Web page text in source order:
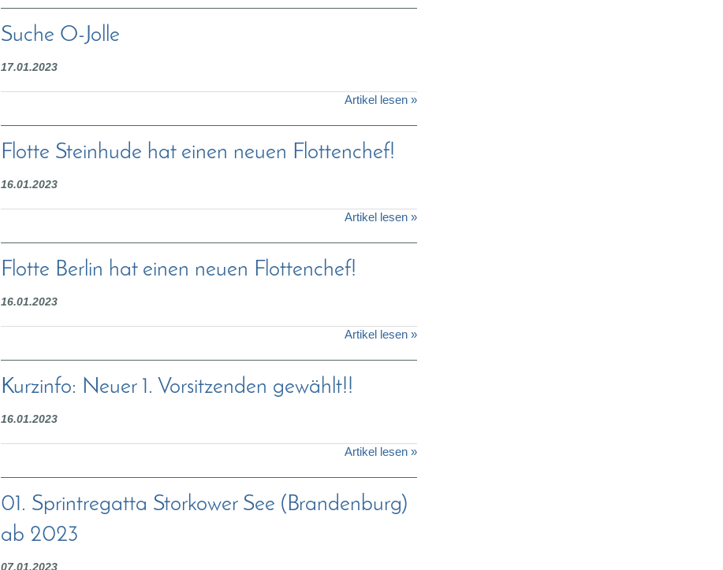
Suche O-Jolle
17.01.2023
Artikel lesen »
Flotte Steinhude hat einen neuen Flottenchef!
16.01.2023
Artikel lesen »
Flotte Berlin hat einen neuen Flottenchef!
16.01.2023
Artikel lesen »
Kurzinfo: Neuer 1. Vorsitzenden gewählt!!
16.01.2023
Artikel lesen »
01. Sprintregatta Storkower See (Brandenburg)
ab 2023
07.01.2023